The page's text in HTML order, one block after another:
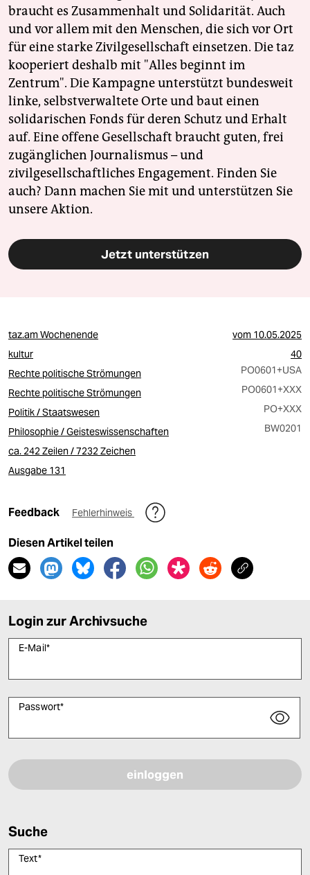
braucht es Zusammenhalt und Solidarität. Auch
und vor allem mit den Menschen, die sich vor Ort
für eine starke Zivilgesellschaft einsetzen. Die taz
kooperiert deshalb mit "Alles beginnt im
Zentrum". Die Kampagne unterstützt bundesweit
linke, selbstverwaltete Orte und baut einen
solidarischen Fonds für deren Schutz und Erhalt
auf. Eine offene Gesellschaft braucht guten, frei
zugänglichen Journalismus – und
zivilgesellschaftliches Engagement. Finden Sie
auch? Dann machen Sie mit und unterstützen Sie
unsere Aktion.
Jetzt unterstützen
taz.am Wochenende vom 10.05.2025
kultur
40
Rechte politische Strömungen
PO0601+USA
Rechte politische Strömungen
PO0601+XXX
Politik / Staatswesen
PO+XXX
Philosophie / Geisteswissenschaften
BW0201
ca. 242 Zeilen / 7232 Zeichen
Ausgabe 131
Feedback Fehlerhinweis
Diesen Artikel teilen
Login zur Archivsuche
E-Mail*
Passwort*
Suche
Text*